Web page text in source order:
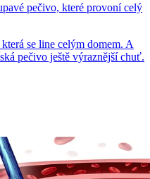
pečivo, které provoní celý
se line celým domem. A
pečivo ještě výraznější chuť.